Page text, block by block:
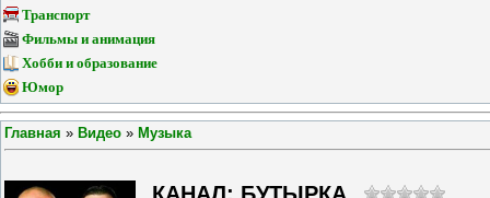
Транспорт
Фильмы и анимация
Хобби и образование
Юмор
Главная » Видео » Музыка
КАНАЛ: БУТЫРКА